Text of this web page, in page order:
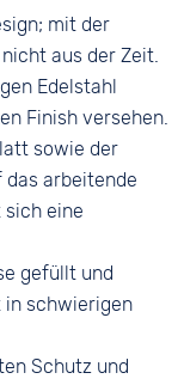
mit der
aus der Zeit.
Edelstahl
Finish versehen.
sowie der
das arbeitende
eine
gefüllt und
in schwierigen
Schutz und